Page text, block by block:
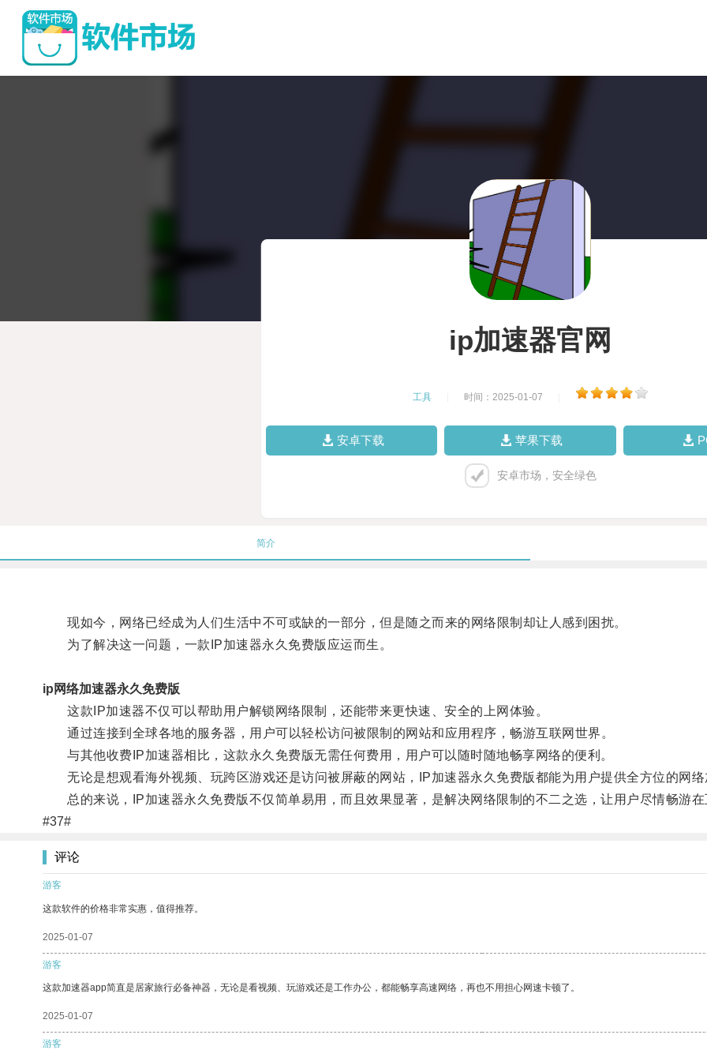
ip加速器官网
工具 时间：2025-01-07
安卓下载 苹果下载
安卓市场，安全绿色
简介
现如今，网络已经成为人们生活中不可或缺的一部分，但是随之而来的网络限制却让人感到困扰。
为了解决这一问题，一款IP加速器永久免费版应运而生。
ip网络加速器永久免费版
这款IP加速器不仅可以帮助用户解锁网络限制，还能带来更快速、安全的上网体验。
通过连接到全球各地的服务器，用户可以轻松访问被限制的网站和应用程序，畅游互联网世界。
与其他收费IP加速器相比，这款永久免费版无需任何费用，用户可以随时随地畅享网络的便利。
无论是想观看海外视频、玩跨区游戏还是访问被屏蔽的网站，IP加速器永久免费版都能为用户提供全方位的网络
总的来说，IP加速器永久免费版不仅简单易用，而且效果显著，是解决网络限制的不二之选，让用户尽情畅游在
#37#
评论
游客
这款软件的价格非常实惠，值得推荐。
2025-01-07
游客
这款加速器app简直是居家旅行必备神器，无论是看视频、玩游戏还是工作办公，都能畅享高速网络，再也不用担心网速卡顿了。
2025-01-07
游客